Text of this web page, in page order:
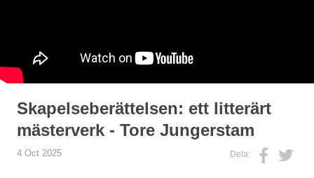
Skapelseberättelsen: ett litterärt
mästerverk - Tore Jungerstam
Dela:
4 Oct 2025